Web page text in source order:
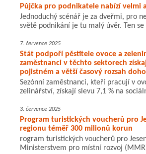
Půjčka pro podnikatele nabízí velmi
Jednoduchý scénář je za dveřmi, pro
světě podnikání je tu malý úvěr. Ten se
7. července 2025
Stát podpoří pěstitele ovoce a
zaměstnanci v těchto sektorech
pojistném a větší časový rozsah
Sezónní zaměstnanci, kteří pracují v
zelinářství, získají slevu 7,1 % na
3. července 2025
Program turistických voucherů pro
regionu téměř 300 milionů korun
rogram turistických voucherů pro
Ministerstvem pro místní rozvoj